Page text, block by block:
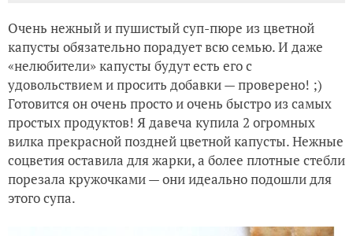
Очень нежный и пушистый суп-пюре из цветной
капусты обязательно порадует всю семью. И даже
«нелюбители» капусты будут есть его с
удовольствием и просить добавки — проверено! ;)
Готовится он очень просто и очень быстро из самых
простых продуктов! Я давеча купила 2 огромных
вилка прекрасной поздней цветной капусты. Нежные
соцветия оставила для жарки, а более плотные стебли
порезала кружочками — они идеально подошли для
этого супа.